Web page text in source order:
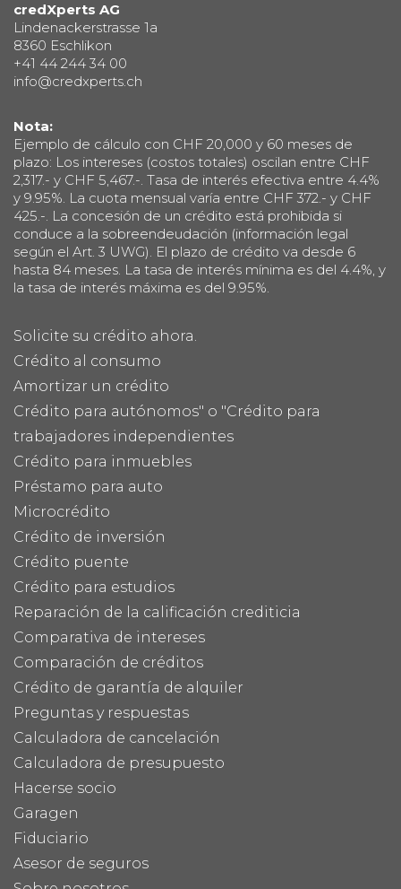
credXperts AG
Lindenackerstrasse 1a
8360 Eschlikon
+41 44 244 34 00
info@credxperts.ch
Nota:
Ejemplo de cálculo con CHF 20,000 y 60 meses de
plazo: Los intereses (costos totales) oscilan entre CHF
2,317.- y CHF 5,467.-. Tasa de interés efectiva entre 4.4%
y 9.95%. La cuota mensual varía entre CHF 372.- y CHF
425.-. La concesión de un crédito está prohibida si
conduce a la sobreendeudación (información legal
según el Art. 3 UWG). El plazo de crédito va desde 6
hasta 84 meses. La tasa de interés mínima es del 4.4%, y
la tasa de interés máxima es del 9.95%.
Solicite su crédito ahora.
Crédito al consumo
Amortizar un crédito
Crédito para autónomos" o "Crédito para
trabajadores independientes
Crédito para inmuebles
Préstamo para auto
Microcrédito
Crédito de inversión
Crédito puente
Crédito para estudios
Reparación de la calificación crediticia
Comparativa de intereses
Comparación de créditos
Crédito de garantía de alquiler
Preguntas y respuestas
Calculadora de cancelación
Calculadora de presupuesto
Hacerse socio
Garagen
Fiduciario
Asesor de seguros